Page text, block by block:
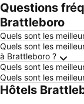
Questions
Brattleboro
Quels sont les
Quels sont les
à Brattleboro ?
Quels sont les
Quels sont les
Hôtels